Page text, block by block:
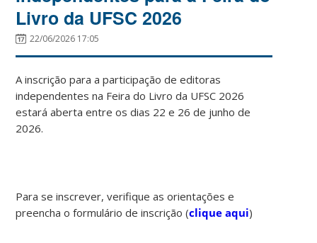
Livro da UFSC 2026
22/06/2026 17:05
A inscrição para a participação de editoras
independentes na Feira do Livro da UFSC 2026
estará aberta entre os dias 22 e 26 de junho de
2026.
Para se inscrever, verifique as orientações e
preencha o formulário de inscrição (clique aqui)